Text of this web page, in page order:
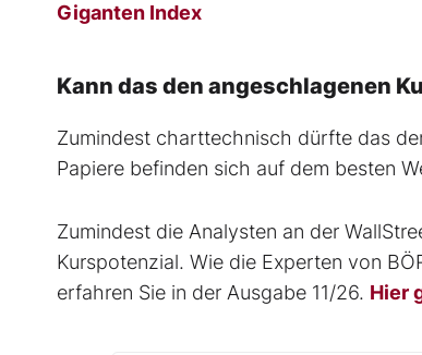
Giganten Index
Kann das den angeschlagenen
Zumindest charttechnisch dürfte das
Papiere befinden sich auf dem besten
Zumindest die Analysten an der
Kurspotenzial. Wie die Experten von
erfahren Sie in der Ausgabe 11/26. Hier